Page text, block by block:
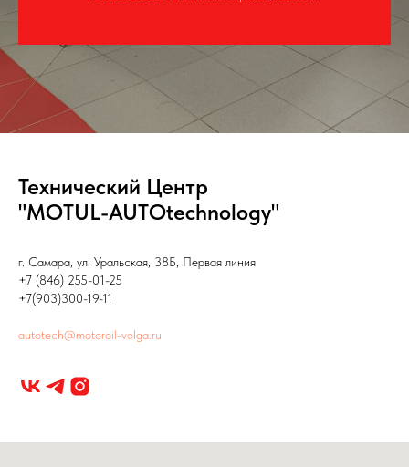
Технический Центр
"MOTUL-AUTOtechnology"
г. Самара, ул. Уральская, 38Б, Первая линия
+7 (846) 255-01-25
+7(903)300-19-11
autotech@motoroil-volga.ru